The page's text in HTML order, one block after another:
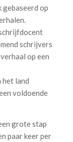
gebaseerd op
schrijvers
op een
het land
voldoende
grote stap
paar keer per